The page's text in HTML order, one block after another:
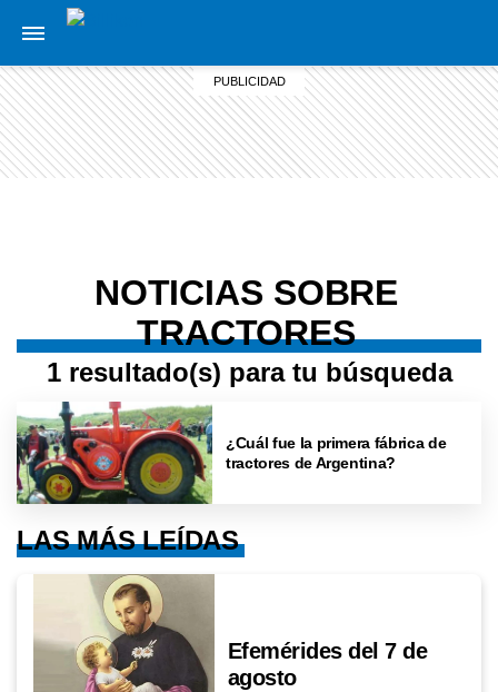
NOTICIAS SOBRE
TRACTORES
1 resultado(s) para tu búsqueda
¿Cuál fue la primera fábrica de
tractores de Argentina?
LAS MÁS LEÍDAS
Efemérides del 7 de
agosto